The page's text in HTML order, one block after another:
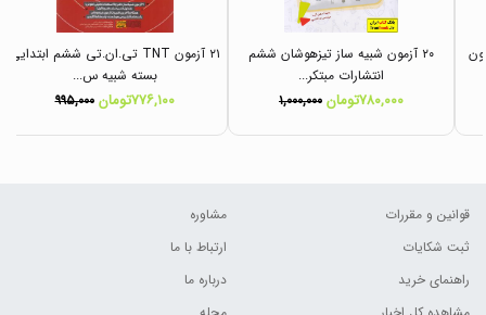
+ ۲۰ آزمون
۲۰ آزمون شبیه ساز تیزهوشان ششم
انتشارات مبتکر...
۷۸۰,۰۰۰تومان ۱,۰۰۰,۰۰۰
۲۱ آزمون TNT تی.ان.تی ششم ابتدایی
بسته شبیه س...
۷۷۶,۱۰۰تومان ۹۹۵,۰۰۰
قوانین و مقررات
ثبت شکایات
راهنمای خرید
مشاوره
ارتباط با ما
درباره ما